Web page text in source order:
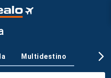
Multidestino